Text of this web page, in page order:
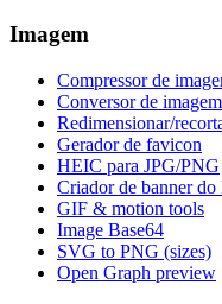
Imagem
Compressor de
Conversor de imagem
Redimensionar/
Gerador de favicon
HEIC para JPG/PNG
Criador de banner
GIF & motion tools
Image Base64
SVG to PNG (sizes)
Open Graph preview